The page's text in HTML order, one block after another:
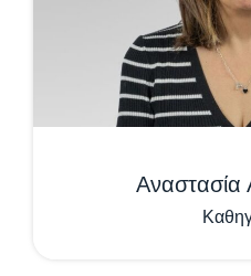
Αναστασία